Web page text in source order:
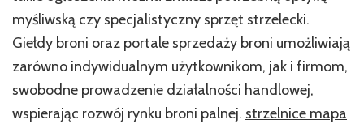
myśliwską czy specjalistyczny sprzęt strzelecki.
Giełdy broni oraz portale sprzedaży broni umożliwiają
zarówno indywidualnym użytkownikom, jak i firmom,
swobodne prowadzenie działalności handlowej,
wspierając rozwój rynku broni palnej. strzelnice mapa